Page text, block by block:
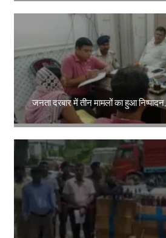
जनता दरबार में तीन मामलों का हुआ
Amit Lekh